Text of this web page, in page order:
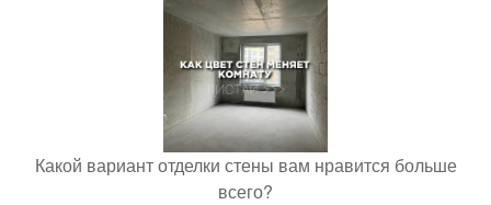
Какой вариант отделки стены вам нравится больше
всего?